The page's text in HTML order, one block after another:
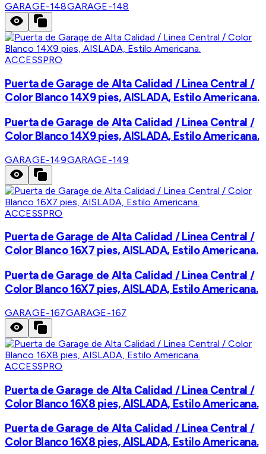
GARAGE-148GARAGE-148
ACCESSPRO
Puerta de Garage de Alta Calidad / Linea Central /
Color Blanco 14X9 pies, AISLADA, Estilo Americana.
Puerta de Garage de Alta Calidad / Linea Central /
Color Blanco 14X9 pies, AISLADA, Estilo Americana.
GARAGE-149GARAGE-149
ACCESSPRO
Puerta de Garage de Alta Calidad / Linea Central /
Color Blanco 16X7 pies, AISLADA, Estilo Americana.
Puerta de Garage de Alta Calidad / Linea Central /
Color Blanco 16X7 pies, AISLADA, Estilo Americana.
GARAGE-167GARAGE-167
ACCESSPRO
Puerta de Garage de Alta Calidad / Linea Central /
Color Blanco 16X8 pies, AISLADA, Estilo Americana.
Puerta de Garage de Alta Calidad / Linea Central /
Color Blanco 16X8 pies, AISLADA, Estilo Americana.